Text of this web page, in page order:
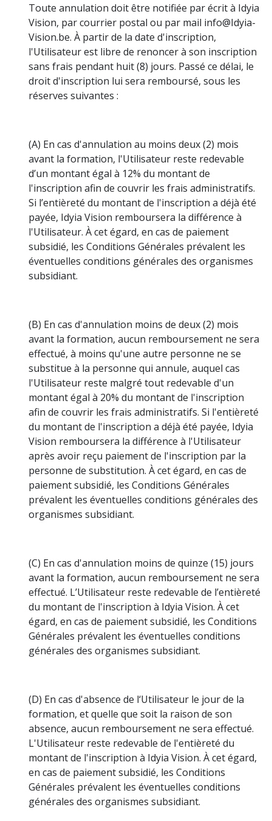
Toute annulation doit être notifiée par écrit à Idyia
Vision, par courrier postal ou par mail info@Idyia-
Vision.be. À partir de la date d'inscription,
l'Utilisateur est libre de renoncer à son inscription
sans frais pendant huit (8) jours. Passé ce délai, le
droit d'inscription lui sera remboursé, sous les
réserves suivantes :
(A) En cas d'annulation au moins deux (2) mois
avant la formation, l'Utilisateur reste redevable
d’un montant égal à 12% du montant de
l'inscription afin de couvrir les frais administratifs.
Si l’entièreté du montant de l'inscription a déjà été
payée, Idyia Vision remboursera la différence à
l'Utilisateur. À cet égard, en cas de paiement
subsidié, les Conditions Générales prévalent les
éventuelles conditions générales des organismes
subsidiant.
(B) En cas d'annulation moins de deux (2) mois
avant la formation, aucun remboursement ne sera
effectué, à moins qu'une autre personne ne se
substitue à la personne qui annule, auquel cas
l'Utilisateur reste malgré tout redevable d'un
montant égal à 20% du montant de l'inscription
afin de couvrir les frais administratifs. Si l'entièreté
du montant de l'inscription a déjà été payée, Idyia
Vision remboursera la différence à l'Utilisateur
après avoir reçu paiement de l'inscription par la
personne de substitution. À cet égard, en cas de
paiement subsidié, les Conditions Générales
prévalent les éventuelles conditions générales des
organismes subsidiant.
(C) En cas d'annulation moins de quinze (15) jours
avant la formation, aucun remboursement ne sera
effectué. L’Utilisateur reste redevable de l’entièreté
du montant de l'inscription à Idyia Vision. À cet
égard, en cas de paiement subsidié, les Conditions
Générales prévalent les éventuelles conditions
générales des organismes subsidiant.
(D) En cas d'absence de l‘Utilisateur le jour de la
formation, et quelle que soit la raison de son
absence, aucun remboursement ne sera effectué.
L'Utilisateur reste redevable de l'entièreté du
montant de l'inscription à Idyia Vision. À cet égard,
en cas de paiement subsidié, les Conditions
Générales prévalent les éventuelles conditions
générales des organismes subsidiant.